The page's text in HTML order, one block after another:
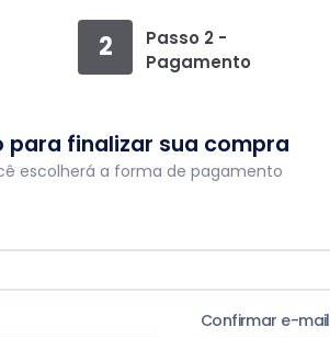
2
Passo 2 -
Pagamento
para finalizar sua compra
escolherá a forma de pagamento
Confirmar e-mail